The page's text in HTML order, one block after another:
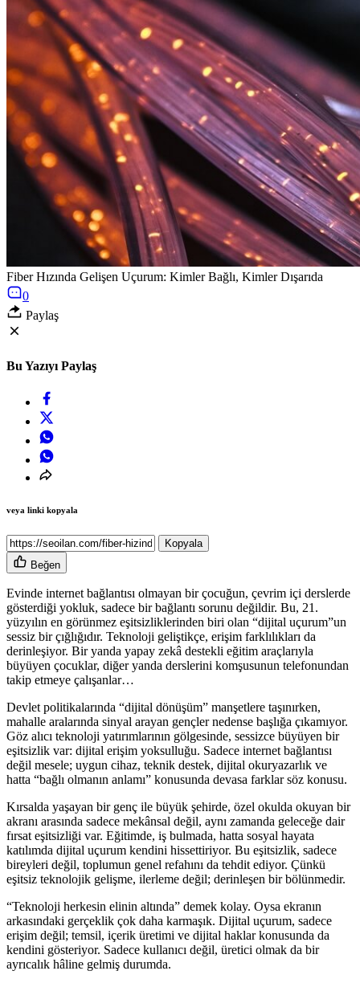
Fiber Hızında Gelişen Uçurum: Kimler Bağlı, Kimler Dışarıda
0
Paylaş
Bu Yazıyı Paylaş
veya linki kopyala
Kopyala
Beğen
Evinde internet bağlantısı olmayan bir çocuğun, çevrim içi derslerde
gösterdiği yokluk, sadece bir bağlantı sorunu değildir. Bu, 21.
yüzyılın en görünmez eşitsizliklerinden biri olan “dijital uçurum”un
sessiz bir çığlığıdır. Teknoloji geliştikçe, erişim farklılıkları da
derinleşiyor. Bir yanda yapay zekâ destekli eğitim araçlarıyla
büyüyen çocuklar, diğer yanda derslerini komşusunun telefonundan
takip etmeye çalışanlar…
Devlet politikalarında “dijital dönüşüm” manşetlere taşınırken,
mahalle aralarında sinyal arayan gençler nedense başlığa çıkamıyor.
Göz alıcı teknoloji yatırımlarının gölgesinde, sessizce büyüyen bir
eşitsizlik var: dijital erişim yoksulluğu. Sadece internet bağlantısı
değil mesele; uygun cihaz, teknik destek, dijital okuryazarlık ve
hatta “bağlı olmanın anlamı” konusunda devasa farklar söz konusu.
Kırsalda yaşayan bir genç ile büyük şehirde, özel okulda okuyan bir
akranı arasında sadece mekânsal değil, aynı zamanda geleceğe dair
fırsat eşitsizliği var. Eğitimde, iş bulmada, hatta sosyal hayata
katılımda dijital uçurum kendini hissettiriyor. Bu eşitsizlik, sadece
bireyleri değil, toplumun genel refahını da tehdit ediyor. Çünkü
eşitsiz teknolojik gelişme, ilerleme değil; derinleşen bir bölünmedir.
“Teknoloji herkesin elinin altında” demek kolay. Oysa ekranın
arkasındaki gerçeklik çok daha karmaşık. Dijital uçurum, sadece
erişim değil; temsil, içerik üretimi ve dijital haklar konusunda da
kendini gösteriyor. Sadece kullanıcı değil, üretici olmak da bir
ayrıcalık hâline gelmiş durumda.